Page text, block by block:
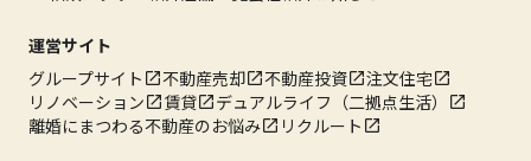
運営サイト
グループサイト
不動産売却 不動産投資
注文住宅
リノベーション
賃貸
デュアルライフ（二拠点生活）
離婚にまつわる不動産のお悩み
リクルート